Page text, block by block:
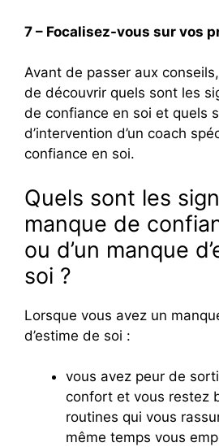
7 – Focalisez-vous sur vos
Avant de passer aux
de découvrir quels sont les
de confiance en soi et quels
d’intervention d’un coach
confiance en soi.
Quels sont les
manque de
ou d’un manque
soi ?
Lorsque vous avez un
d’estime de soi :
vous avez peur de
confort et vous restez
routines qui vous
même temps vous